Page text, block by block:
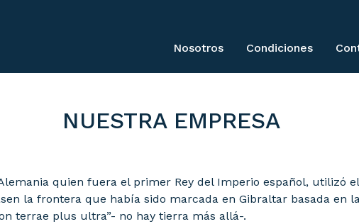
Nosotros Condiciones
NUESTRA EMPRESA
Alemania quien fuera el primer Rey del Imperio español, utilizó
la frontera que había sido marcada en Gibraltar basada en
terrae plus ultra”- no hay tierra más allá-.